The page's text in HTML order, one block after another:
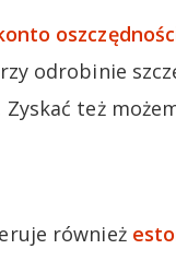
odrobinie
Zyskać też
również